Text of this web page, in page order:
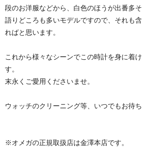
段のお洋服などから、白色のほうが出番多
語りどころも多いモデルですので、それも
ればと思います。
これから様々なシーンでこの時計を身に着
す。
末永くご愛用くださいませ。
ウォッチのクリーニング等、いつでもお待ち
※オメガの正規取扱店は金澤本店です。